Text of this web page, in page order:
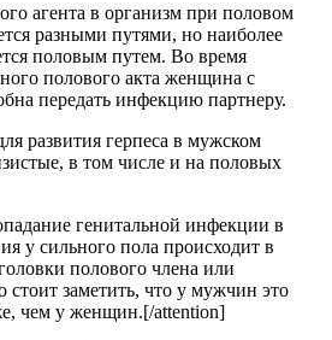
агента в организм при половом
разными путями, но наиболее
половым путем. Во время
полового акта женщина с
передать инфекцию партнеру.
развития герпеса в мужском
в том числе и на половых
генитальной инфекции в
у сильного пола происходит в
полового члена или
стоит заметить, что у мужчин это
чем у женщин.[/attention]